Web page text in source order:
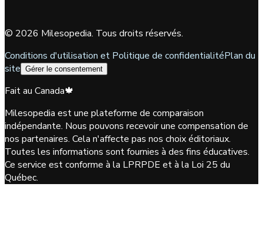
© 2026 Milesopedia. Tous droits réservés.
Conditions d'utilisation et Politique de confidentialitéPlan du
site Gérer le consentement
Fait au Canada🍁
Milesopedia est une plateforme de comparaison
indépendante. Nous pouvons recevoir une compensation de
nos partenaires. Cela n'affecte pas nos choix éditoriaux.
Toutes les informations sont fournies à des fins éducatives.
Ce service est conforme à la LPRPDE et à la Loi 25 du
Québec.